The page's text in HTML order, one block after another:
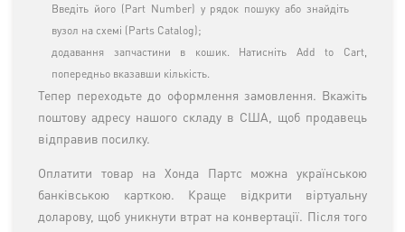
Введіть його (Part Number) у рядок пошуку або знайдіть
вузол на схемі (Parts Catalog);
додавання запчастини в кошик. Натисніть Add to Cart,
попередньо вказавши кількість.
Тепер переходьте до оформлення замовлення. Вкажіть
поштову адресу нашого складу в США, щоб продавець
відправив посилку.
Оплатити товар на Хонда Партс можна українською
банківською карткою. Краще відкрити віртуальну
доларову, щоб уникнути втрат на конвертації. Після того